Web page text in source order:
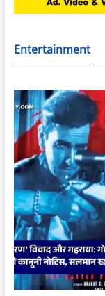
Entertainment